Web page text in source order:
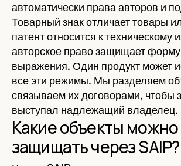
автоматически права авторов и
Товарный знак отличает товары
патент относится к техническому
авторское право защищает форму
выражения. Один продукт может
все эти режимы. Мы разделяем
связываем их договорами, чтобы
выступал надлежащий владелец.
Какие объекты можно
защищать через SAIP?